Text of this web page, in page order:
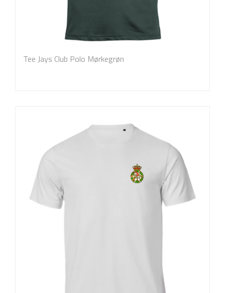
Tee Jays Club Polo Mørkegrøn